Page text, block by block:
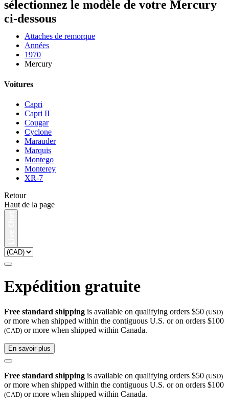
sélectionnez le modèle de votre Mercury
ci-dessous
Attaches de remorque
Années
1970
Mercury
Voitures
Capri
Capri II
Cougar
Cyclone
Marauder
Marquis
Montego
Monterey
XR-7
Retour
Haut de la page
Expédition gratuite
Free standard shipping is available on qualifying orders $50 (USD)
or more when shipped within the contiguous U.S. or on orders $100
(CAD) or more when shipped within Canada.
En savoir plus
Free standard shipping is available on qualifying orders $50 (USD)
or more when shipped within the contiguous U.S. or on orders $100
(CAD) or more when shipped within Canada.